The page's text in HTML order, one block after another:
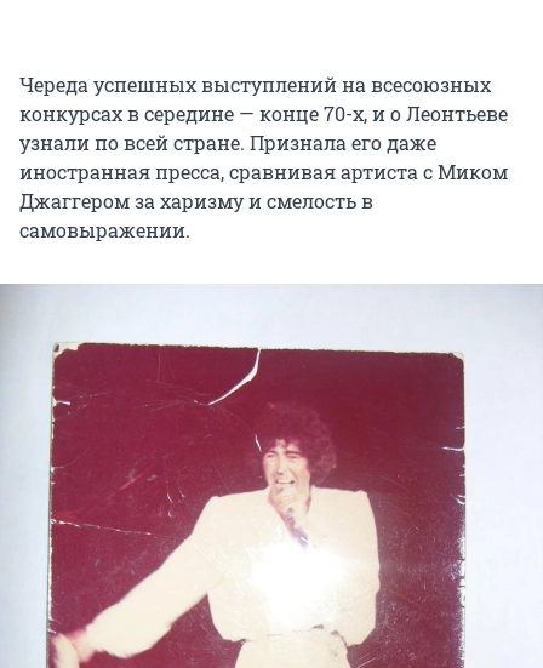
Череда успешных выступлений на всесоюзных
конкурсах в середине — конце 70-х, и о Леонтьеве
узнали по всей стране. Признала его даже
иностранная пресса, сравнивая артиста с Миком
Джаггером за харизму и смелость в
самовыражении.